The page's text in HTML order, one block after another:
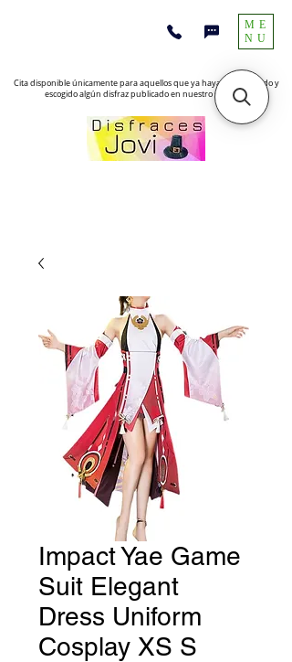
Cita disponible únicamente para aquellos que ya hayan encontrado y
escogido algún disfraz publicado en nuestro sitio web
ME
NU
Impact Yae Game
Suit Elegant
Dress Uniform
Cosplay XS S